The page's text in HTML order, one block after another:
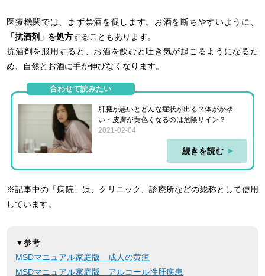
医療機関では、まず禁酒を促します。お酒を断ちやすいように、
「抗酒剤」を処方することもあります。
抗酒剤を服用すると、お酒を飲むと吐き気が起こるようになるた
め、自然とお酒に手が伸びなくなります。
合わせて読みたい
肝臓が悪いとどんな症状が出る？体がかゆ
い・皮膚が黄色くなるのは危険サイン？
2021-02-04
続きを読む
※記事中の「病院」は、クリニック、診療所などの総称として使用
しています。
▼参考
MSDマニュアル家庭版 成人の黄疸
MSDマニュアル家庭版 アルコール性肝疾患